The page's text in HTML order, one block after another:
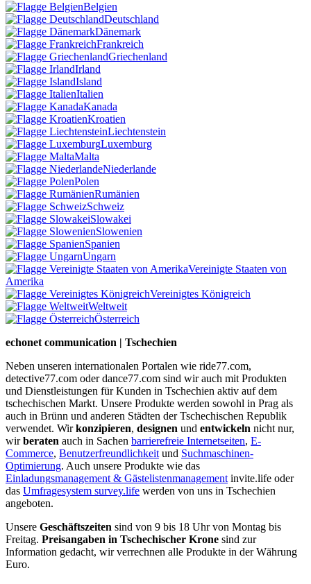
Belgien
Deutschland
Dänemark
Frankreich
Griechenland
Irland
Island
Italien
Kanada
Kroatien
Liechtenstein
Luxemburg
Malta
Niederlande
Polen
Rumänien
Schweiz
Slowakei
Slowenien
Spanien
Ungarn
Vereinigte Staaten von
Amerika
Vereinigtes Königreich
Weltweit
Österreich
echonet communication | Tschechien
Neben unseren internationalen Portalen wie ride77.com,
detective77.com oder dance77.com sind wir auch mit Produkten
und Dienstleistungen für Kunden in Tschechien aktiv auf dem
tschechischen Markt. Unsere Produkte werden sowohl in Prag als
auch in Brünn und anderen Städten der Tschechischen Republik
verwendet. Wirkonzipieren, designen und entwickeln nicht nur,
wirberaten auch in Sachen barrierefreie Internetseiten, E-
Commerce, Benutzerfreundlichkeitund Suchmaschinen-
Optimierung. Auch unsere Produkte wie das
Einladungsmanagement & Gästelistenmanagementinvite.life oder
das Umfragesystem survey.life werden von uns in Tschechien
angeboten.
Unsere Geschäftszeiten sind von 9 bis 18 Uhr von Montag bis
Freitag. Preisangaben in Tschechischer Krone sind zur
Information gedacht, wir verrechnen alle Produkte in der Währung
Euro.